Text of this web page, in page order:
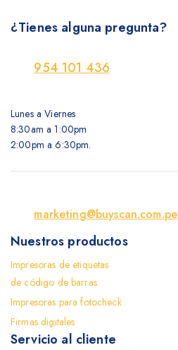
¿Tienes alguna pregunta?
954 101 436
Lunes a Viernes
8:30am a 1:00pm
2:00pm a 6:30pm.
marketing@buyscan.com.pe
Nuestros productos
Impresoras de etiquetas
de código de barras
Impresoras para fotocheck
Firmas digitales
Servicio al cliente